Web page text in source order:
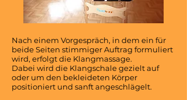
Nach einem Vorgespräch, in dem ein für
beide Seiten stimmiger Auftrag formuliert
wird, erfolgt die Klangmassage.
​Dabei wird die Klangschale gezielt auf
oder um den bekleideten Körper
positioniert und sanft angeschlägelt.